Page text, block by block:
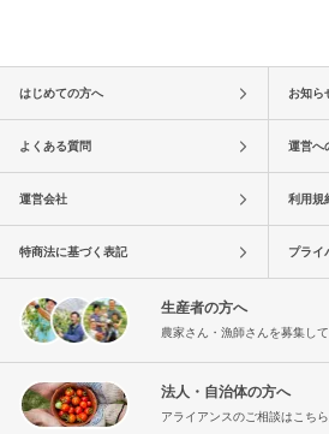
はじめての方へ お知ら
よくある質問 運営へ
運営会社 利用規
特商法に基づく表記 プライ
生産者の方へ
農家さん・漁師さんを募集し
法人・自治体の方へ
アライアンスのご相談はこち